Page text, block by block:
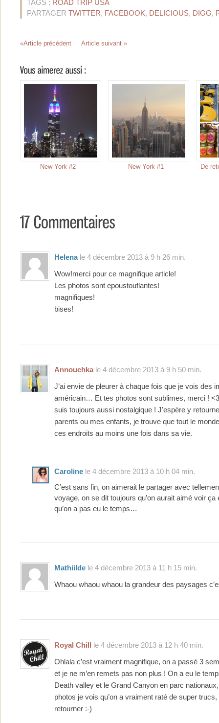
TAGS : ROAD TRIP USA
PARTAGER TWITTER, FACEBOOK, DELICIOUS, DIGG,
«Article précédent Article suivant »
New York #2 New York #1 De
Helenale 4 décembre 2013 à 9 h 26 min.
Wow!merci pour ce magnifique article!
Les photos sont epoustouflantes!
magnifiques!
bises!
Annouchkale 4 décembre 2013 à 9 h 50 min.
J’ai envie de pleurer à chaque fois que je vois des
américain… Et tes photos sont sublimes, merci !
suis toujours aussi nostalgique ! J'espère y
parents ou mes enfants, je trouve que tout le
ces endroits au moins une fois dans sa vie.
Caroline le 4 décembre 2013 à 10 h 04 min.
C’est sans fin, on aimerait le partager avec
voyage, on se dit toujours qu’on aurait aimé voir ça
qu’on a pas eu le temps…
Mathiilde le 4 décembre 2013 à 11 h 15 min.
Whaou whaou whaou la grandeur des paysages
Royal Chill le 4 décembre 2013 à 12 h 40 min.
Ohlala c’est vraiment magnifique, on a passé 3
et je ne m’en remets pas non plus ! On a eu le
Death valley et le Grand Canyon en parc
photos je vois qu’on a vraiment raté de super trucs,
retourner :-)